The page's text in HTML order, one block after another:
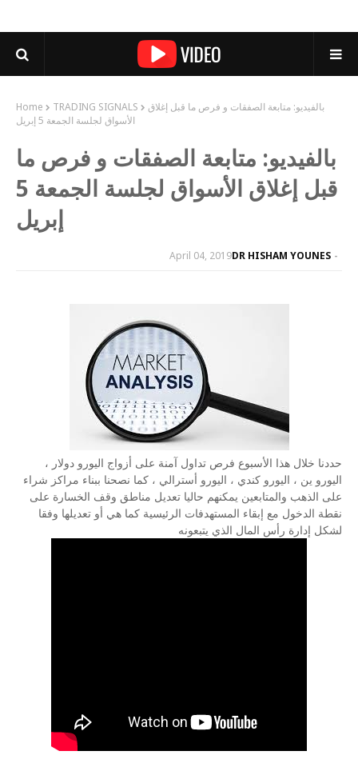
Home TRADING SIGNALS
بالفيديو: متابعة الصفقات و فرص ما قبل إغلاق
الأسواق لجلسة الجمعة 5 إبريل
بالفيديو: متابعة الصفقات و فرص ما
قبل إغلاق الأسواق لجلسة الجمعة 5
إبريل
DR HISHAM YOUNES
April 04, 2019
حددنا خلال هذا الأسبوع فرص تداول آمنة على أزواج اليورو دولار ،
اليورو ين ، اليورو كندي ، اليورو أسترالي ، كما نصحنا ببناء مراكز شراء
على الذهب والمتابعين يمكنهم حاليا تعديل مناطق وقف الخسارة على
نقطة الدخول مع إبقاء المستهدفات الرئيسية كما هي أو تعديلها وفقا
لشكل إدارة رأس المال الذي يتبعونه